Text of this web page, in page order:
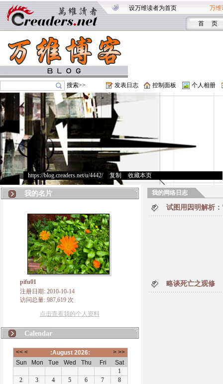
设万维读者为首页 万维
首 页
搜索>> 发表日志 控制面板 个人相册
https://blog.creaders.net/u/4442/> 复制 收藏本页
我的名片
pifu01
注册日期: 2010-10-14
访问总量: 987,619 次
点击查看我的个人资料
Calendar
我的网络日志
试图用因明解析
略谈死亡之观修